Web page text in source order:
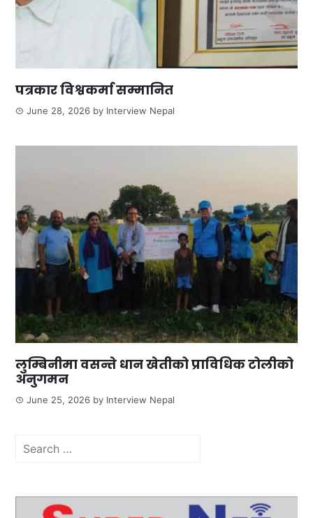
पत्रकार विश्वकर्मा सम्मानित
June 28, 2026 by Interview Nepal
लुम्बिनीमा वसन्ते धान खेतीको प्राविधिक टोलीको
अनुगमन
June 25, 2026 by Interview Nepal
Search